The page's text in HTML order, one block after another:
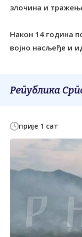
злочина и
Након 14 година
војно насљеђе и
Република
прије 1 сат